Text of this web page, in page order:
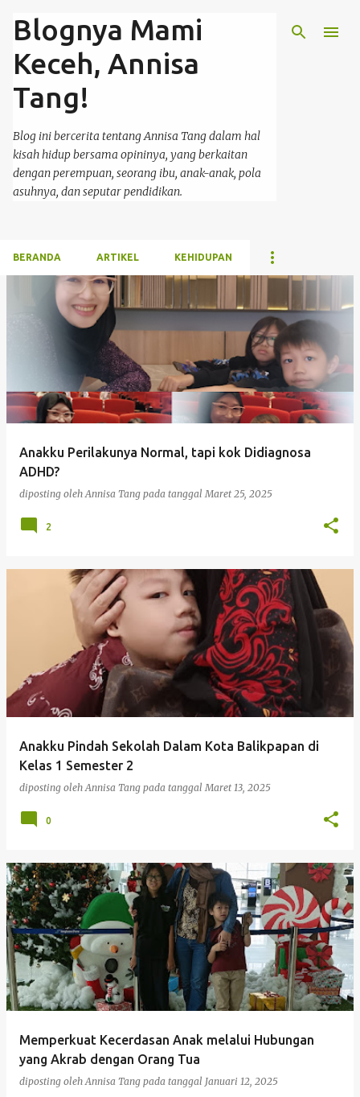
Langsung ke konten utama
Blognya Mami
Keceh, Annisa
Tang!
Blog ini bercerita tentang Annisa Tang dalam hal
kisah hidup bersama opininya, yang berkaitan
dengan perempuan, seorang ibu, anak-anak, pola
asuhnya, dan seputar pendidikan.
BERANDA ARTIKEL KEHIDUPAN
n
Anakku Perilakunya Normal, tapi kok Didiagnosa
ADHD?
diposting olehAnnisa Tang pada tanggalMaret 25, 2025
2
Anakku Pindah Sekolah Dalam Kota Balikpapan di
Kelas 1 Semester 2
diposting olehAnnisa Tang pada tanggalMaret 13, 2025
0
Memperkuat Kecerdasan Anak melalui Hubungan
yang Akrab dengan Orang Tua
diposting olehAnnisa Tang pada tanggal Januari 12, 2025